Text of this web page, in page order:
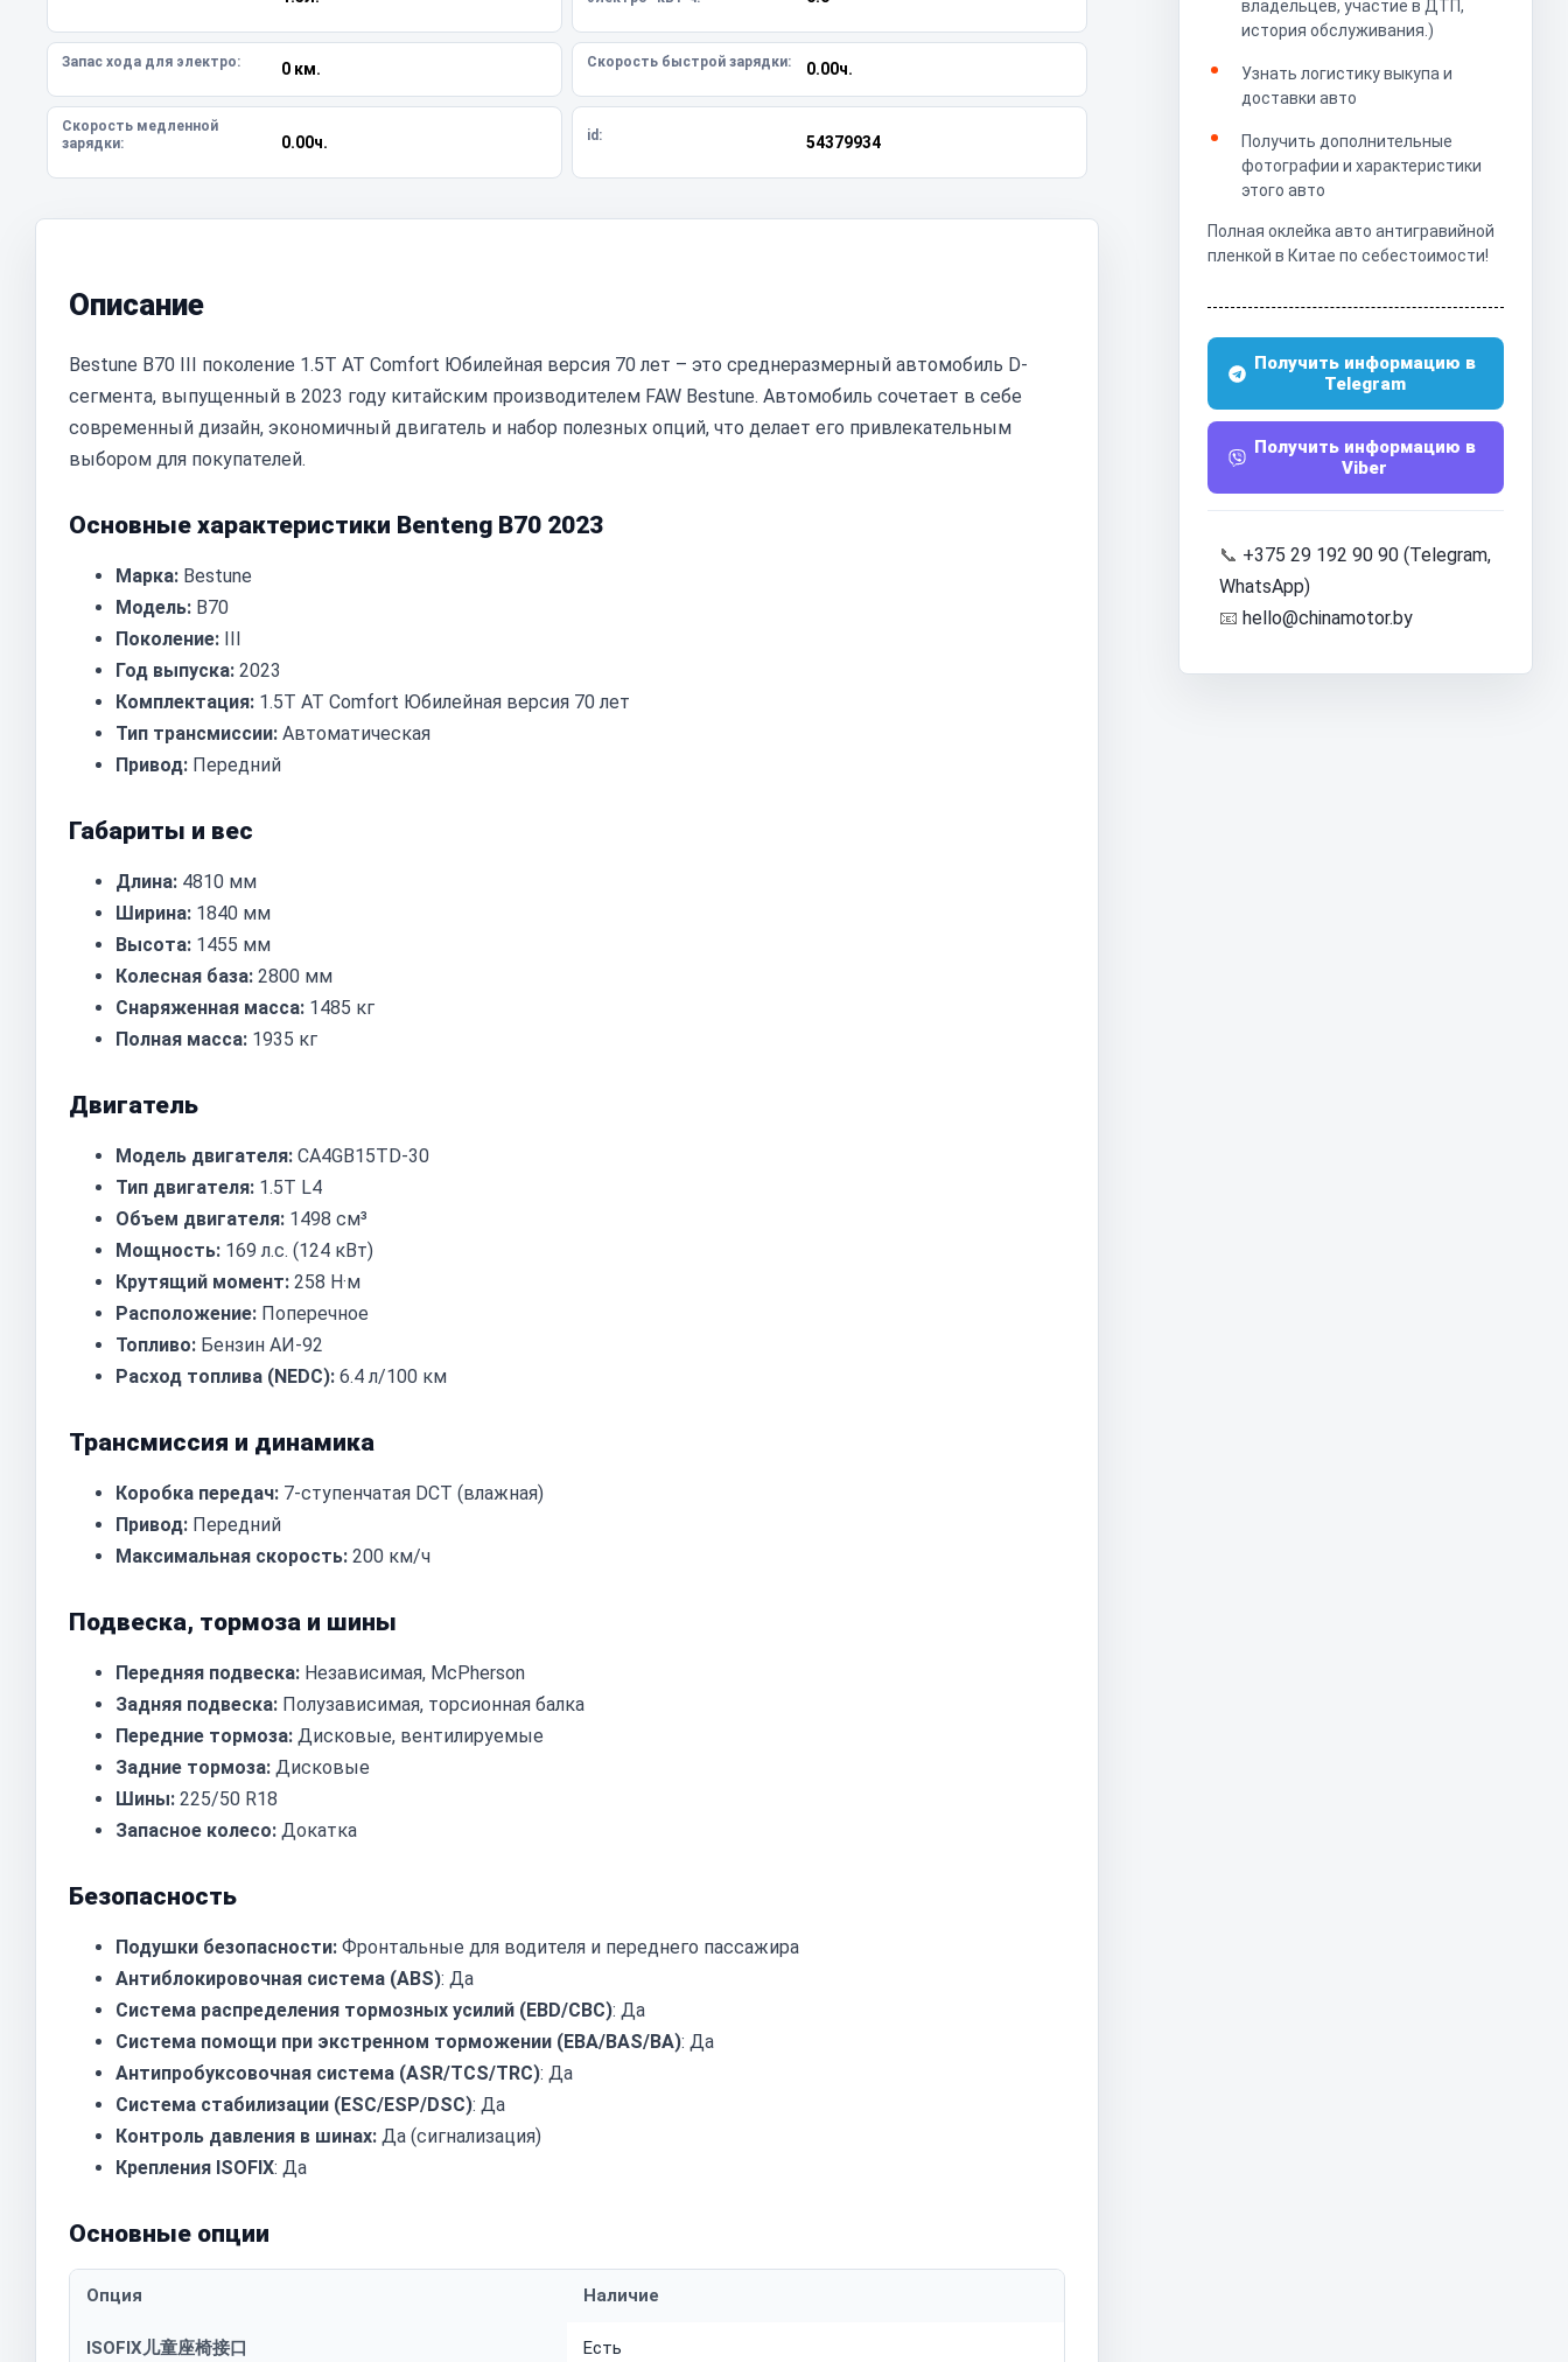
Запас хода для электро: 0 км. Скорость быстрой зарядки: 0.00ч.
Скорость медленной
зарядки:
0.00ч. id: 54379934
Описание
Bestune B70 III поколение 1.5T AT Comfort Юбилейная версия 70 лет – это среднеразмерный автомобиль D-
сегмента, выпущенный в 2023 году китайским производителем FAW Bestune. Автомобиль сочетает в себе
современный дизайн, экономичный двигатель и набор полезных опций, что делает его привлекательным
выбором для покупателей.
Основные характеристики Benteng B70 2023
Марка: Bestune
Модель: B70
Поколение: III
Год выпуска: 2023
Комплектация: 1.5T AT Comfort Юбилейная версия 70 лет
Тип трансмиссии: Автоматическая
Привод: Передний
Габариты и вес
Длина: 4810 мм
Ширина: 1840 мм
Высота: 1455 мм
Колесная база: 2800 мм
Снаряженная масса: 1485 кг
Полная масса: 1935 кг
Двигатель
Модель двигателя: CA4GB15TD-30
Тип двигателя: 1.5T L4
Объем двигателя: 1498 см³
Мощность: 169 л.с. (124 кВт)
Крутящий момент: 258 Н·м
Расположение: Поперечное
Топливо: Бензин АИ-92
Расход топлива (NEDC): 6.4 л/100 км
Трансмиссия и динамика
Коробка передач: 7-ступенчатая DCT (влажная)
Привод: Передний
Максимальная скорость: 200 км/ч
Подвеска, тормоза и шины
Передняя подвеска: Независимая, McPherson
Задняя подвеска: Полузависимая, торсионная балка
Передние тормоза: Дисковые, вентилируемые
Задние тормоза: Дисковые
Шины: 225/50 R18
Запасное колесо: Докатка
Безопасность
Подушки безопасности: Фронтальные для водителя и переднего пассажира
Антиблокировочная система (ABS): Да
Система распределения тормозных усилий (EBD/CBC): Да
Система помощи при экстренном торможении (EBA/BAS/BA): Да
Антипробуксовочная система (ASR/TCS/TRC): Да
Система стабилизации (ESC/ESP/DSC): Да
Контроль давления в шинах: Да (сигнализация)
Крепления ISOFIX: Да
Основные опции
Опция Наличие
ISOFIX儿童座椅接口 Есть
владельцев, участие в ДТП,
история обслуживания.)
Узнать логистику выкупа и
доставки авто
Получить дополнительные
фотографии и характеристики
этого авто
Полная оклейка авто антигравийной
пленкой в Китае по себестоимости!
Получить информацию в
Telegram
Получить информацию в
Viber
📞 +375 29 192 90 90 (Telegram,
WhatsApp)
📧 hello@chinamotor.by